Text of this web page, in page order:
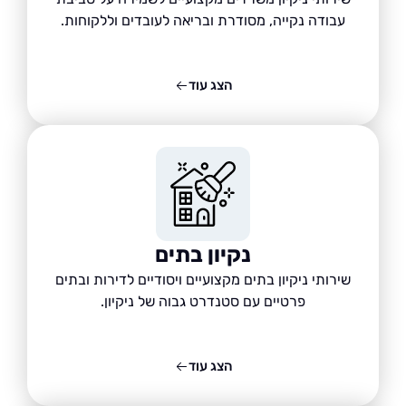
עבודה נקייה, מסודרת ובריאה לעובדים וללקוחות.
נקיון בתים
שירותי ניקיון בתים מקצועיים ויסודיים לדירות ובתים
פרטיים עם סטנדרט גבוה של ניקיון.